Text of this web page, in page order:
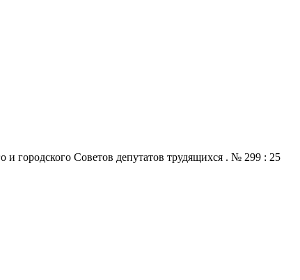
и городского Советов депутатов трудящихся . № 299 : 25